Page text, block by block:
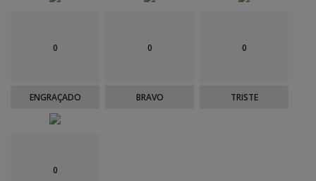
0
ENGRAÇADO
0
BRAVO
0
TRISTE
0